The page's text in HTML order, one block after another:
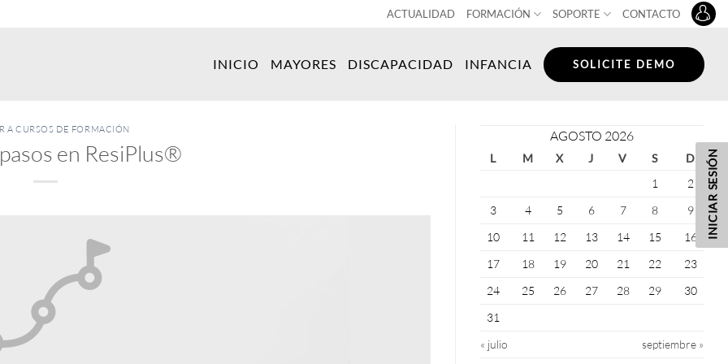
ACTUALIDAD FORMACIÓN SOPORTE CONTACTO
INICIO MAYORES DISCAPACIDAD INFANCIA SOLICITE DEMO
A CURSOS DE FORMACIÓN
en ResiPlus®
AGOSTO 2026
L M X J V S
D
1
2
3
4 5 6 7 8
9
10
11 12 13 14 15
16
17
18 19 20 21 22
23
24
25 26 27 28 29
30
31
« julio
septiembre »
INICIAR SESIÓN